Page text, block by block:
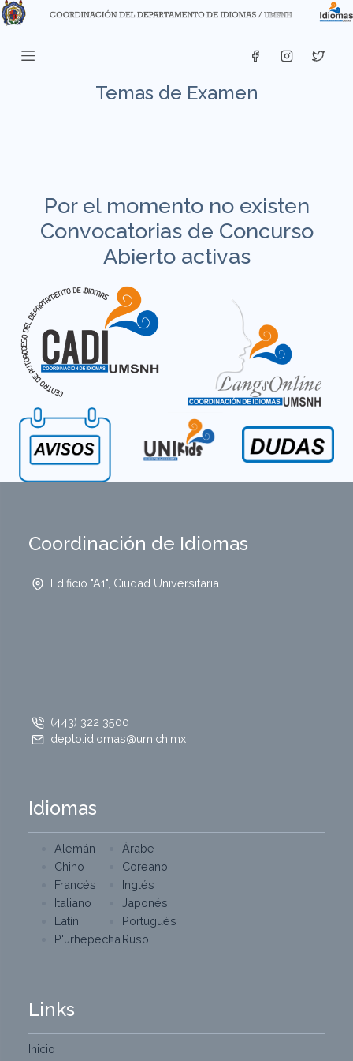
Temas de Examen
Por el momento no existen
Convocatorias de Concurso
Abierto activas
Coordinación de Idiomas
Edificio "A1", Ciudad Universitaria
(443) 322 3500
depto.idiomas@umich.mx
Idiomas
Alemán
Árabe
Chino
Coreano
Francés
Inglés
Italiano
Japonés
Latín
Portugués
P'urhépecha Ruso
Links
Inicio